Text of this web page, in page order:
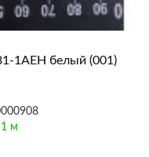
1AEH белый (001)
м